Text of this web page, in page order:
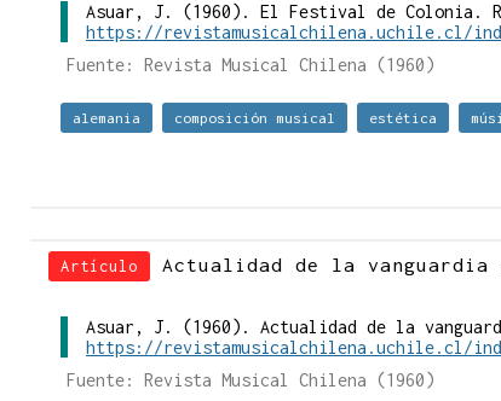
Asuar, J. (1960). El Festival de Colonia.
https://revistamusicalchilena.uchile.cl/
Fuente: Revista Musical Chilena (1960)
alemania composición musical estética
Artículo Actualidad de la vanguardia
Asuar, J. (1960). Actualidad de la
https://revistamusicalchilena.uchile.cl/
Fuente: Revista Musical Chilena (1960)